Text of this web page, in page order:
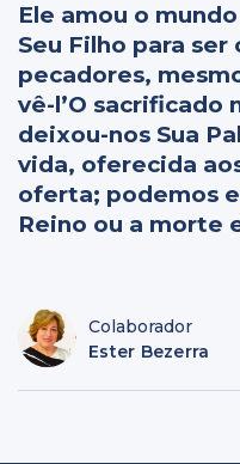
Ele amou o
Seu Filho para
pecadores,
vê-l’O sacrificado
deixou-nos Sua
vida, oferecida
oferta; podemos
Reino ou a morte
Colaborador
Ester Bezerra